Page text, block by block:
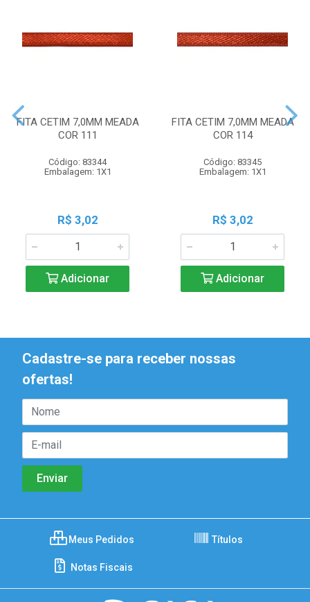
FITA CETIM 7,0MM MEADA
COR 111
Código: 83344
Embalagem: 1X1
R$ 3,02
Adicionar
FITA CETIM 7,0MM MEADA
COR 114
Código: 83345
Embalagem: 1X1
R$ 3,02
Adicionar
Cadastre-se para receber nossas
ofertas!
Meus Pedidos Títulos
Notas Fiscais